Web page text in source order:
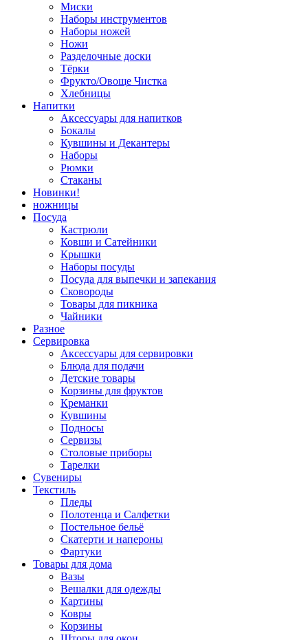
Миски
Наборы инструментов
Наборы ножей
Ножи
Разделочные доски
Тёрки
Фрукто/Овоще Чистка
Хлебницы
Напитки
Аксессуары для напитков
Бокалы
Кувшины и Декантеры
Наборы
Рюмки
Стаканы
Новинки!
ножницы
Посуда
Кастрюли
Ковши и Сатейники
Крышки
Наборы посуды
Посуда для выпечки и запекания
Сковороды
Товары для пикника
Чайники
Разное
Сервировка
Аксессуары для сервировки
Блюда для подачи
Детские товары
Корзины для фруктов
Креманки
Кувшины
Подносы
Сервизы
Столовые приборы
Тарелки
Сувениры
Текстиль
Пледы
Полотенца и Салфетки
Постельное бельё
Скатерти и напероны
Фартуки
Товары для дома
Вазы
Вешалки для одежды
Картины
Ковры
Корзины